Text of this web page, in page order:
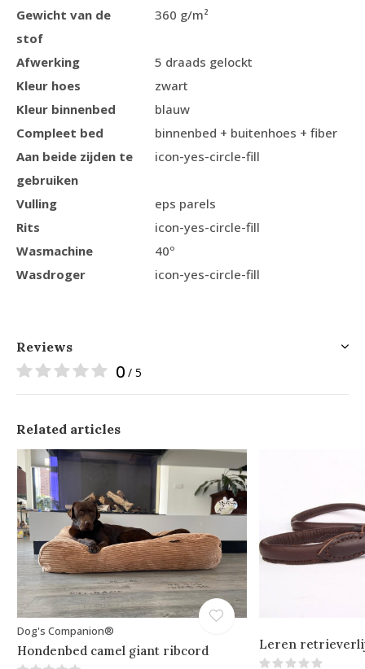
Gewicht van de
stof
360 g/m²
Afwerking
5 draads gelockt
Kleur hoes
zwart
Kleur binnenbed
blauw
Compleet bed
binnenbed + buitenhoes + fiber
Aan beide zijden te
gebruiken
icon-yes-circle-fill
Vulling
eps parels
Rits
icon-yes-circle-fill
Wasmachine
40º
Wasdroger
icon-yes-circle-fill
Reviews
0 / 5
Related articles
Dog's Companion®
Hondenbed camel giant ribcord Leren